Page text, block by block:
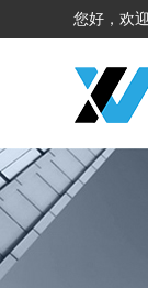
您好，欢